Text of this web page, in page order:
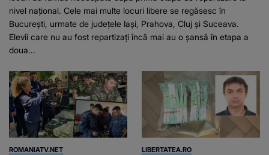
nivel național. Cele mai multe locuri libere se regăsesc în
București, urmate de județele Iași, Prahova, Cluj și Suceava.
Elevii care nu au fost repartizați încă mai au o șansă în etapa a
doua...
ROMANIATV.NET LIBERTATEA.RO